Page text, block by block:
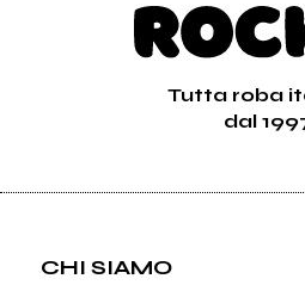
Tutta roba
dal
CHI SIAMO